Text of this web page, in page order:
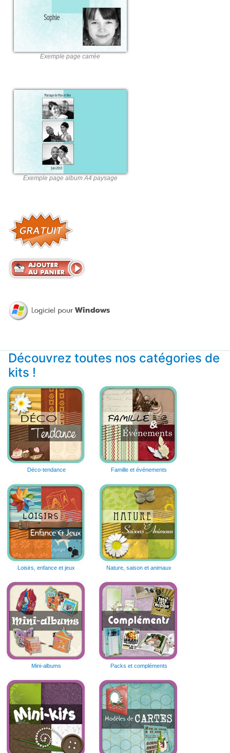
Exemple page carrée
Exemple page album A4 paysage
Découvrez toutes nos catégories de
kits !
Déco-tendance Famille et événements
Loisirs, enfance et jeux Nature, saison et animaux
Mini-albums Packs et compléments